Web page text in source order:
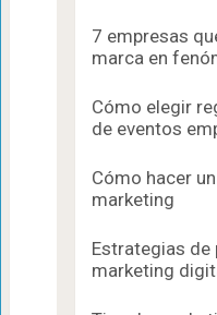
7 empresas
marca en
Cómo elegir
de eventos
Cómo hacer
marketing
Estrategias de
marketing